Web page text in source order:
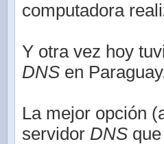
computadora
Y otra vez hoy
DNS en
La mejor opción
servidor DNS